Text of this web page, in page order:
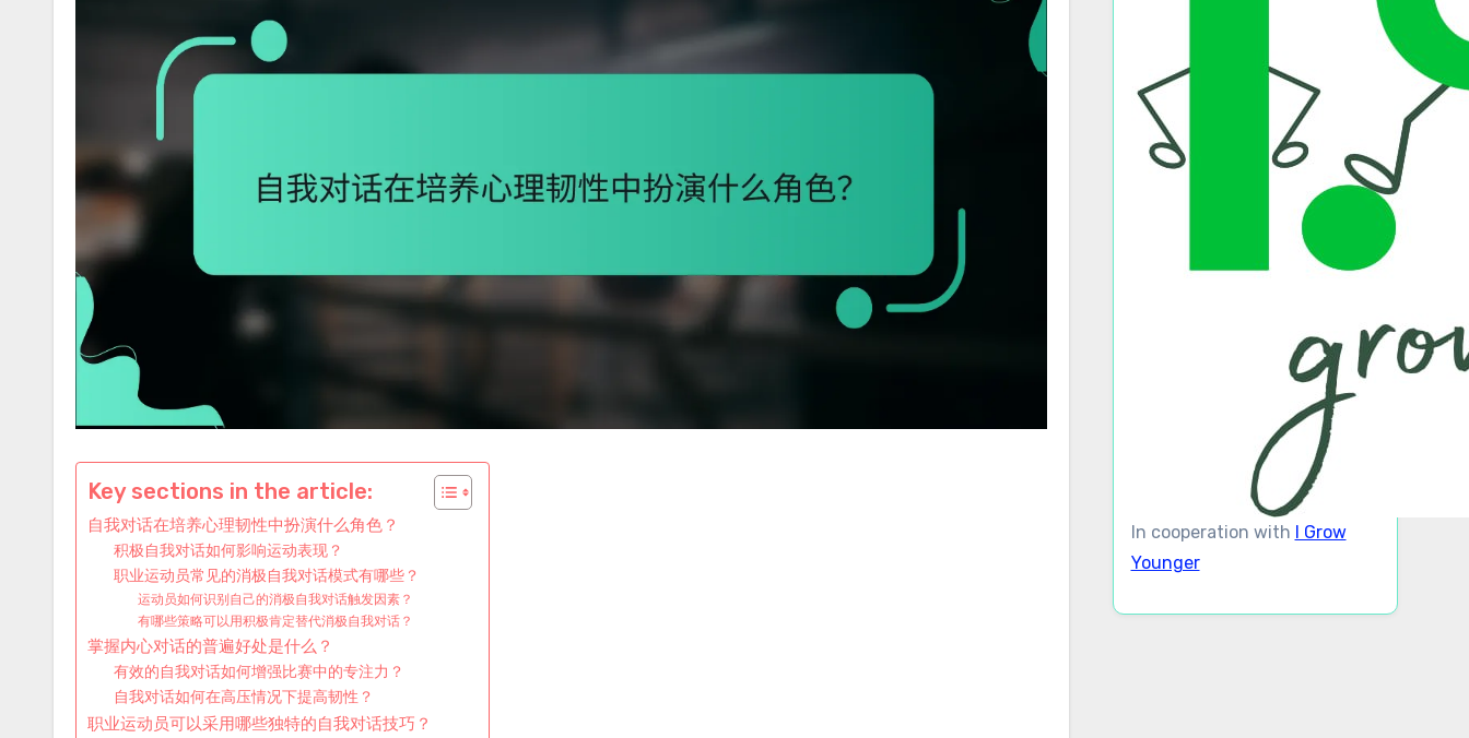
Key sections in the article:
自我对话在培养心理韧性中扮演什么角色？
积极自我对话如何影响运动表现？
职业运动员常见的消极自我对话模式有哪些？
运动员如何识别自己的消极自我对话触发因素？
有哪些策略可以用积极肯定替代消极自我对话？
掌握内心对话的普遍好处是什么？
有效的自我对话如何增强比赛中的专注力？
自我对话如何在高压情况下提高韧性？
职业运动员可以采用哪些独特的自我对话技巧？
In cooperation with I Grow
Younger